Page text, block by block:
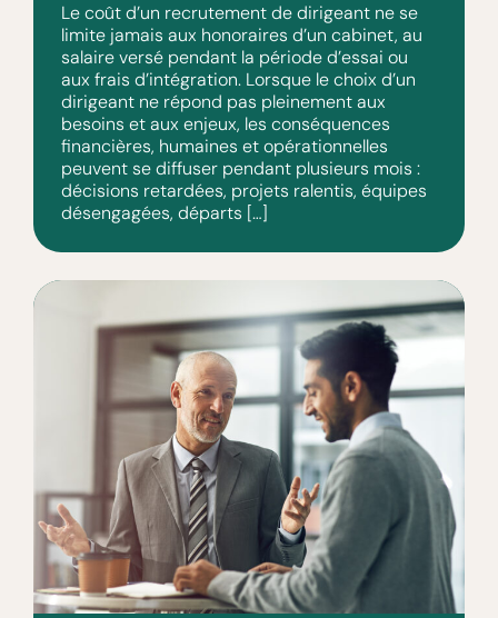
Le coût d’un recrutement de dirigeant ne se
limite jamais aux honoraires d’un cabinet, au
salaire versé pendant la période d’essai ou
aux frais d’intégration. Lorsque le choix d’un
dirigeant ne répond pas pleinement aux
besoins et aux enjeux, les conséquences
financières, humaines et opérationnelles
peuvent se diffuser pendant plusieurs mois :
décisions retardées, projets ralentis, équipes
désengagées, départs […]